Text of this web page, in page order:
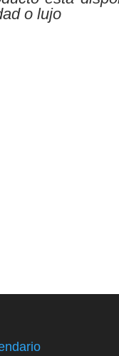
o lujo